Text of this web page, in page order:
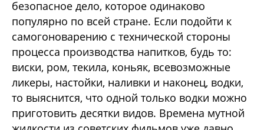
безопасное дело, которое одинаково
популярно по всей стране. Если подойти к
самогоноварению с технической стороны
процесса производства напитков, будь то:
виски, ром, текила, коньяк, всевозможные
ликеры, настойки, наливки и наконец, водки,
то выяснится, что одной только водки можно
приготовить десятки видов. Времена мутной